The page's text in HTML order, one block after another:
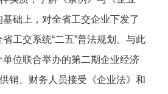
础上，对全省工交企业下发了
工交系统“二五”普法规划。与此
位联合举办的第二期企业经济
销、财务人员接受《企业法》和